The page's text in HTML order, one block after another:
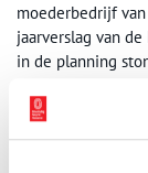
moederbedrijf
jaarverslag van
in de planning
de Langestraat
1956 naar een